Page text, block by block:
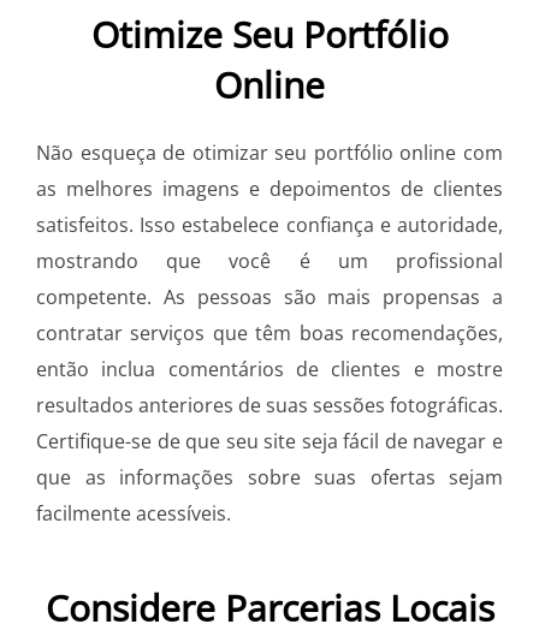
Otimize Seu Portfólio
Online
Não esqueça de otimizar seu portfólio online com
as melhores imagens e depoimentos de clientes
satisfeitos. Isso estabelece confiança e autoridade,
mostrando que você é um profissional
competente. As pessoas são mais propensas a
contratar serviços que têm boas recomendações,
então inclua comentários de clientes e mostre
resultados anteriores de suas sessões fotográficas.
Certifique-se de que seu site seja fácil de navegar e
que as informações sobre suas ofertas sejam
facilmente acessíveis.
Considere Parcerias Locais